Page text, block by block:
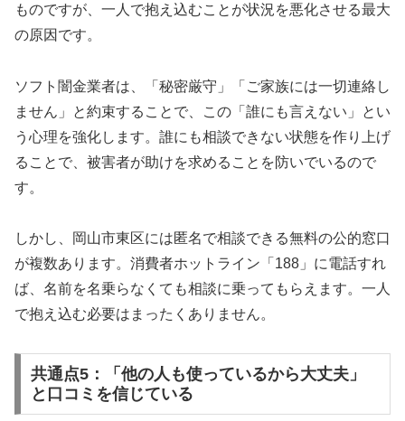
ものですが、一人で抱え込むことが状況を悪化させる最大
の原因です。
ソフト闇金業者は、「秘密厳守」「ご家族には一切連絡し
ません」と約束することで、この「誰にも言えない」とい
う心理を強化します。誰にも相談できない状態を作り上げ
ることで、被害者が助けを求めることを防いでいるので
す。
しかし、岡山市東区には匿名で相談できる無料の公的窓口
が複数あります。消費者ホットライン「188」に電話すれ
ば、名前を名乗らなくても相談に乗ってもらえます。一人
で抱え込む必要はまったくありません。
共通点5：「他の人も使っているから大丈夫」
と口コミを信じている